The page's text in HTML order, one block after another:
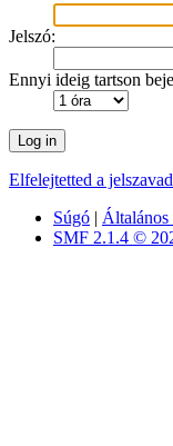
Jelszó:
Ennyi ideig tartson
Elfelejtetted a
Súgó | Általános
SMF 2.1.4 ©